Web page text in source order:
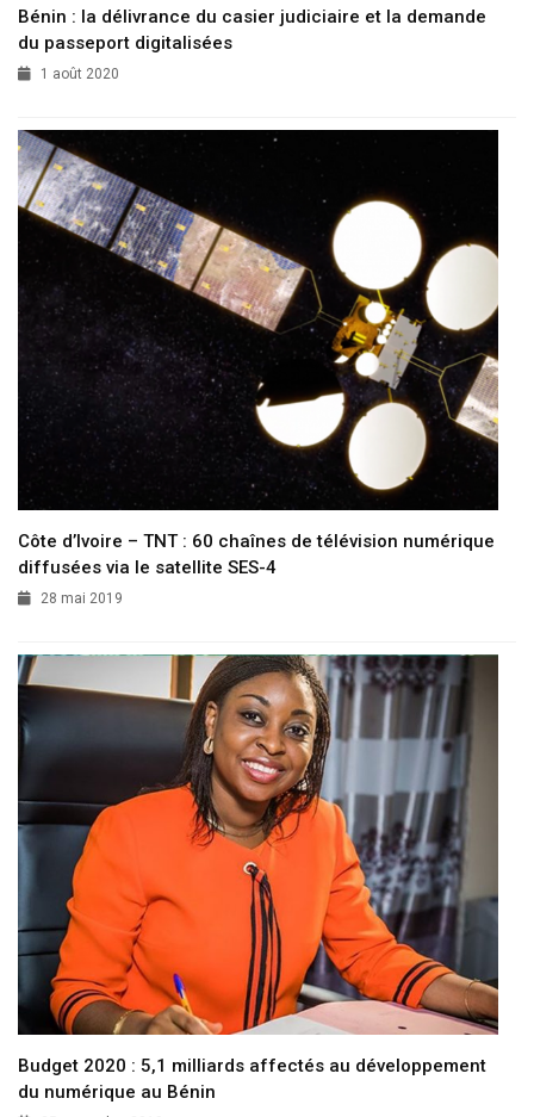
Bénin : la délivrance du casier judiciaire et la demande
du passeport digitalisées
1 août 2020
Côte d’Ivoire – TNT : 60 chaînes de télévision numérique
diffusées via le satellite SES-4
28 mai 2019
Budget 2020 : 5,1 milliards affectés au développement
du numérique au Bénin